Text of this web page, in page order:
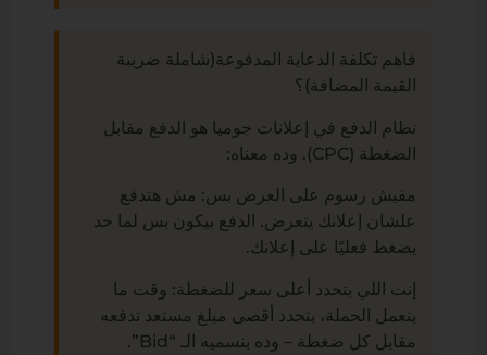
فاهم تكلفة الدعاية المدفوعة(شاملة ضريبة
القيمة المضافة)؟
نظام الدفع في إعلانات جوميا هو الدفع مقابل
الضغطة (CPC). وده معناه:
مفيش رسوم على العرض بس: مش هتدفع
علشان إعلانك يتعرض. الدفع بيكون بس لما حد
يضغط فعليًا على إعلانك.
إنت اللي بتحدد أعلى سعر للضغطة: وقت ما
بتعمل الحملة، بتحدد أقصى مبلغ مستعد تدفعه
مقابل كل ضغطة – وده بنسميه الـ “Bid”.